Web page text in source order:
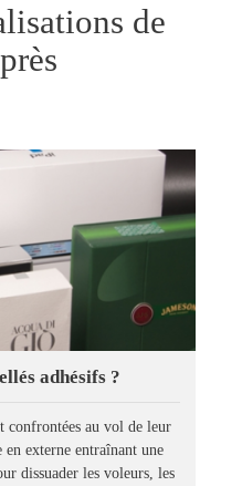
de
adhésifs ?
confrontées au vol de leur
externe entraînant une
dissuader les voleurs, les